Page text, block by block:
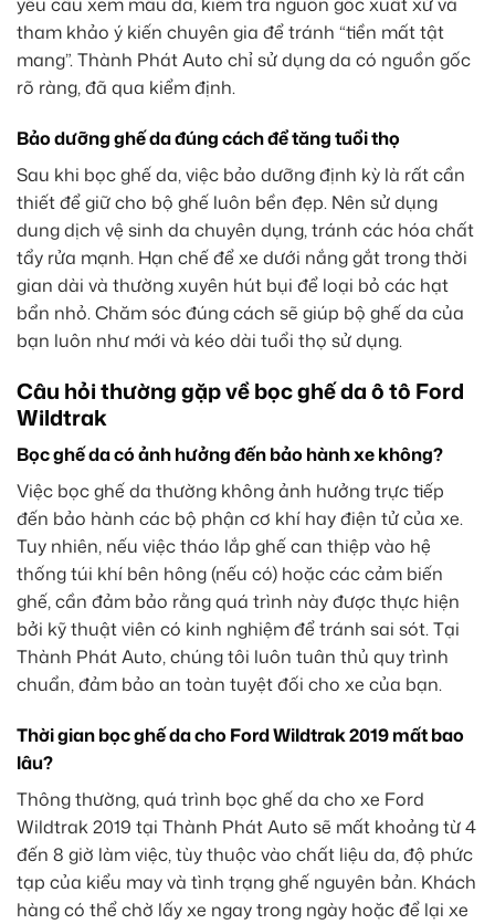
tham khảo ý kiến chuyên gia để tránh “tiền mất tật
mang”. Thành Phát Auto chỉ sử dụng da có nguồn gốc
rõ ràng, đã qua kiểm định.
Bảo dưỡng ghế da đúng cách để tăng tuổi thọ
Sau khi bọc ghế da, việc bảo dưỡng định kỳ là rất cần
thiết để giữ cho bộ ghế luôn bền đẹp. Nên sử dụng
dung dịch vệ sinh da chuyên dụng, tránh các hóa chất
tẩy rửa mạnh. Hạn chế để xe dưới nắng gắt trong thời
gian dài và thường xuyên hút bụi để loại bỏ các hạt
bẩn nhỏ. Chăm sóc đúng cách sẽ giúp bộ ghế da của
bạn luôn như mới và kéo dài tuổi thọ sử dụng.
Câu hỏi thường gặp về bọc ghế da ô tô Ford
Wildtrak
Bọc ghế da có ảnh hưởng đến bảo hành xe không?
Việc bọc ghế da thường không ảnh hưởng trực tiếp
đến bảo hành các bộ phận cơ khí hay điện tử của xe.
Tuy nhiên, nếu việc tháo lắp ghế can thiệp vào hệ
thống túi khí bên hông (nếu có) hoặc các cảm biến
ghế, cần đảm bảo rằng quá trình này được thực hiện
bởi kỹ thuật viên có kinh nghiệm để tránh sai sót. Tại
Thành Phát Auto, chúng tôi luôn tuân thủ quy trình
chuẩn, đảm bảo an toàn tuyệt đối cho xe của bạn.
Thời gian bọc ghế da cho Ford Wildtrak 2019 mất bao
lâu?
Thông thường, quá trình bọc ghế da cho xe Ford
Wildtrak 2019 tại Thành Phát Auto sẽ mất khoảng từ 4
đến 8 giờ làm việc, tùy thuộc vào chất liệu da, độ phức
tạp của kiểu may và tình trạng ghế nguyên bản. Khách
hàng có thể chờ lấy xe ngay trong ngày hoặc để lại xe